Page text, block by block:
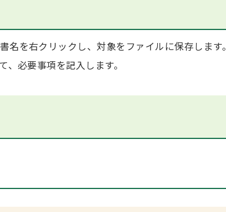
を右クリックし、対象をファイルに保存します。
必要事項を記入します。